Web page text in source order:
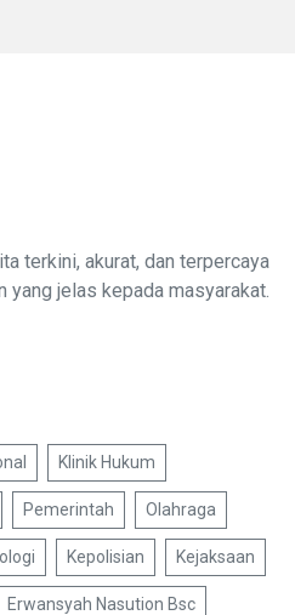
terkini, akurat, dan terpercaya
yang jelas kepada masyarakat.
Klinik Hukum
Pemerintah Olahraga
Kepolisian Kejaksaan
Erwansyah Nasution Bsc